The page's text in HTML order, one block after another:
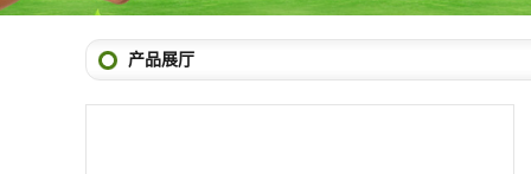
产品展厅